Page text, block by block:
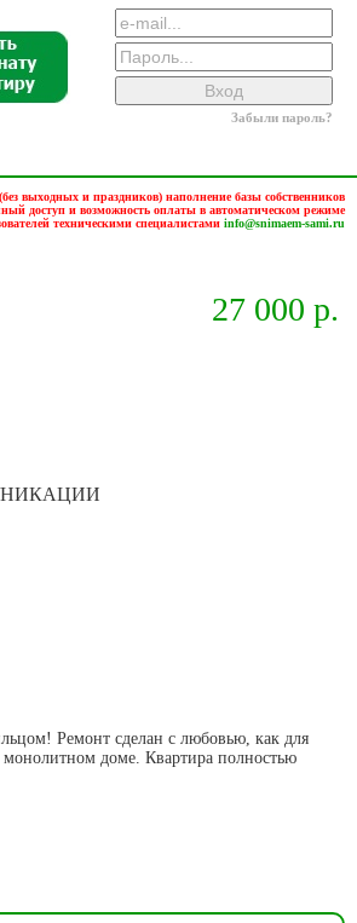
Забыли пароль?
выходных и праздников) наполнение базы собственников
доступ и возможность оплаты в автоматическом режиме
техническими специалистами info@snimaem-sami.ru
27 000 р.
Ремонт сделан с любовью, как для
доме. Квартира полностью